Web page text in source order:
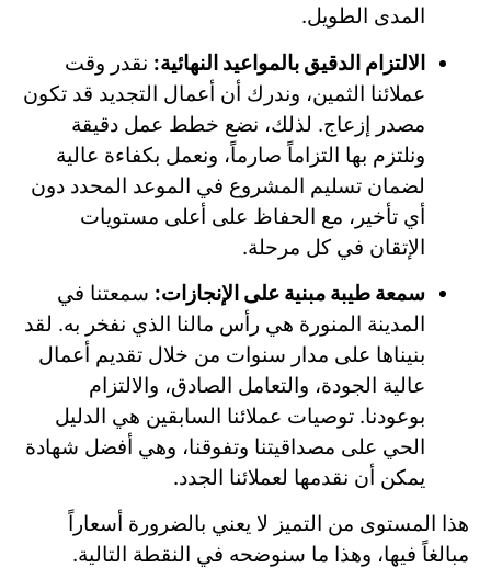
المدى الطويل.
الالتزام الدقيق بالمواعيد النهائية: نقدر وقت
عملائنا الثمين، وندرك أن أعمال التجديد قد تكون
مصدر إزعاج. لذلك، نضع خطط عمل دقيقة
ونلتزم بها التزاماً صارماً، ونعمل بكفاءة عالية
لضمان تسليم المشروع في الموعد المحدد دون
أي تأخير، مع الحفاظ على أعلى مستويات
الإتقان في كل مرحلة.
سمعة طيبة مبنية على الإنجازات: سمعتنا في
المدينة المنورة هي رأس مالنا الذي نفخر به. لقد
بنيناها على مدار سنوات من خلال تقديم أعمال
عالية الجودة، والتعامل الصادق، والالتزام
بوعودنا. توصيات عملائنا السابقين هي الدليل
الحي على مصداقيتنا وتفوقنا، وهي أفضل شهادة
يمكن أن نقدمها لعملائنا الجدد.
هذا المستوى من التميز لا يعني بالضرورة أسعاراً
مبالغاً فيها، وهذا ما سنوضحه في النقطة التالية.